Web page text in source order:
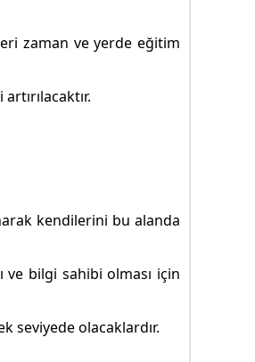
zaman ve yerde eğitim
kendilerini bu alanda
bilgi sahibi olması için
seviyede olacaklardır.